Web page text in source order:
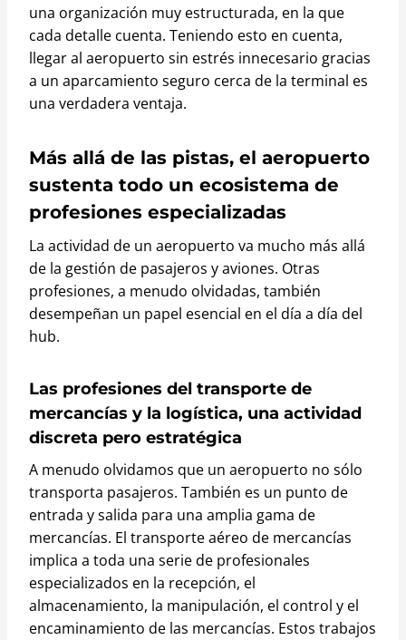
una organización muy estructurada, en la que
cada detalle cuenta. Teniendo esto en cuenta,
llegar al aeropuerto sin estrés innecesario gracias
a un aparcamiento seguro cerca de la terminal es
una verdadera ventaja.
Más allá de las pistas, el aeropuerto
sustenta todo un ecosistema de
profesiones especializadas
La actividad de un aeropuerto va mucho más allá
de la gestión de pasajeros y aviones. Otras
profesiones, a menudo olvidadas, también
desempeñan un papel esencial en el día a día del
hub.
Las profesiones del transporte de
mercancías y la logística, una actividad
discreta pero estratégica
A menudo olvidamos que un aeropuerto no sólo
transporta pasajeros. También es un punto de
entrada y salida para una amplia gama de
mercancías. El transporte aéreo de mercancías
implica a toda una serie de profesionales
especializados en la recepción, el
almacenamiento, la manipulación, el control y el
encaminamiento de las mercancías. Estos trabajos